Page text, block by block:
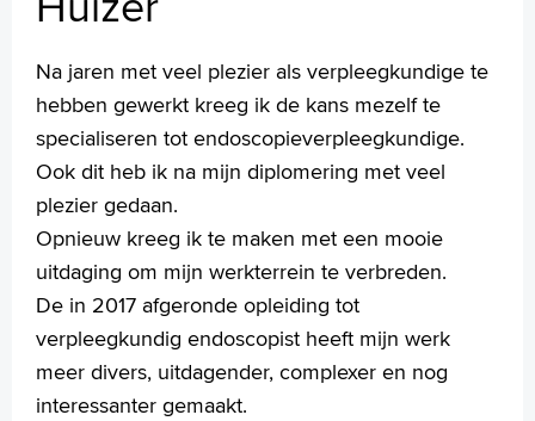
Uw dossier inzien?
Video's
Wachttijden
Folders
Homepage
Praktische informatie
Specialismen
Werken en leren
Na jaren met veel plezier als verpleegkundige te
hebben gewerkt kreeg ik de kans mezelf te
specialiseren tot endoscopieverpleegkundige.
Ook dit heb ik na mijn diplomering met veel
plezier gedaan.
Opnieuw kreeg ik te maken met een mooie
uitdaging om mijn werkterrein te verbreden.
De in 2017 afgeronde opleiding tot
verpleegkundig endoscopist heeft mijn werk
meer divers, uitdagender, complexer en nog
interessanter gemaakt.